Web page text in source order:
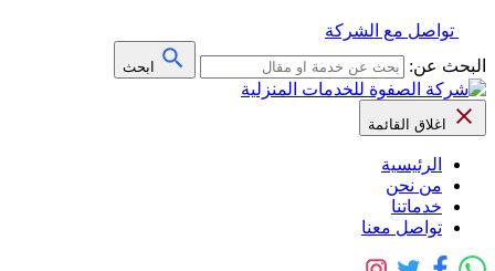
تواصل مع الشركة
البحث عن:
ابحث
اغلاق القائمة
الرئيسية
من نحن
خدماتنا
تواصل معنا